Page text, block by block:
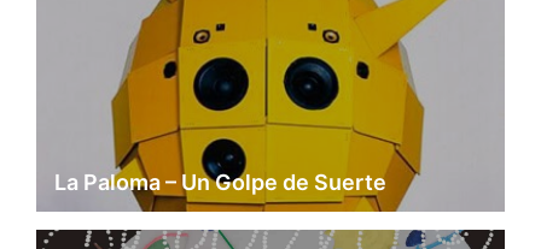
La Paloma – Un Golpe de Suerte